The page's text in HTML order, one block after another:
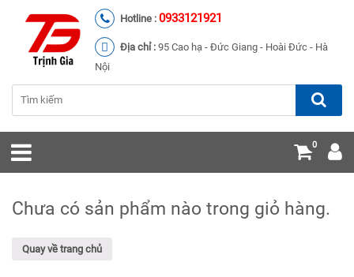
Hotline : 0933121921
Địa chỉ : 95 Cao hạ - Đức Giang - Hoài Đức - Hà
Nội
0
Chưa có sản phẩm nào trong giỏ hàng.
Quay về trang chủ